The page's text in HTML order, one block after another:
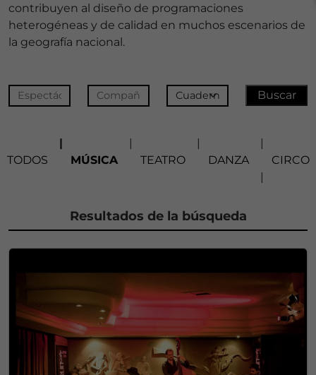
contribuyen al diseño de programaciones
heterogéneas y de calidad en muchos escenarios de
la geografía nacional.
TODOS
MÚSICA
TEATRO
DANZA
CIRCO
Resultados de la búsqueda